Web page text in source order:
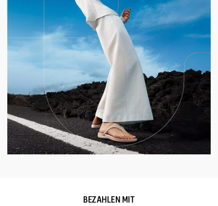
BEZAHLEN MIT